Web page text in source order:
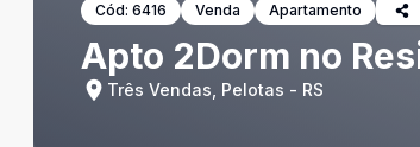
Cód: 6416 Venda Apartamento
Apto 2Dorm no
Três Vendas, Pelotas - RS